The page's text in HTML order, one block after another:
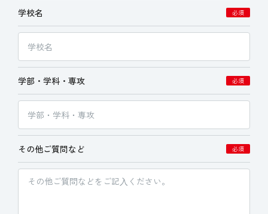
学校名 必須
学部・学科・専攻 必須
その他ご質問など 必須